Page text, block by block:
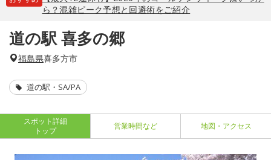
ら？混雑ピーク予想と回避術をご紹介
道の駅 喜多の郷
福島県喜多方市
道の駅・SA/PA
スポット詳細
トップ
営業時間など 地図・アクセス